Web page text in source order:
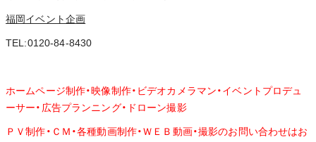
福岡イベント企画
TEL:0120-84-8430
ホームページ制作・映像制作・ビデオカメラマン・イベントプロデュ
ーサー・広告プランニング・ドローン撮影
ＰＶ制作・ＣＭ・各種動画制作・ＷＥＢ動画・撮影のお問い合わせはお